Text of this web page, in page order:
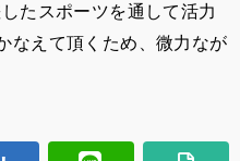
たスポーツを通して活力
なえて頂くため、微力なが